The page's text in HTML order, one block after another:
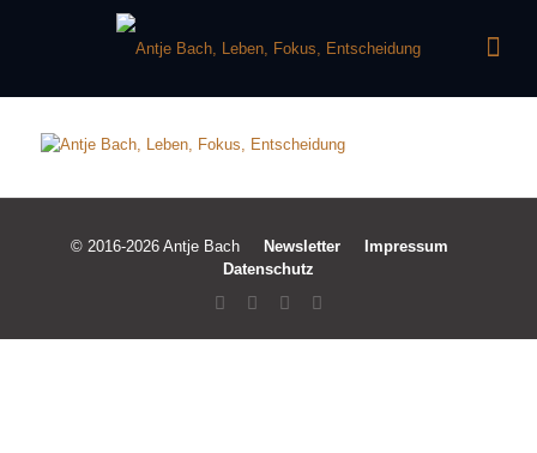
© 2016-2026 Antje Bach Newsletter
Impressum
Datenschutz